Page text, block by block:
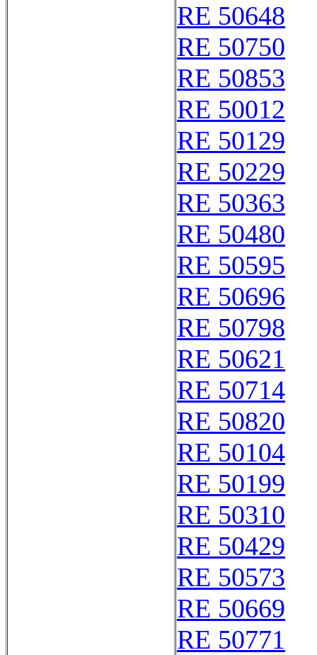
RE 50648
RE 50750
RE 50853
RE 50012
RE 50129
RE 50229
RE 50363
RE 50480
RE 50595
RE 50696
RE 50798
RE 50621
RE 50714
RE 50820
RE 50104
RE 50199
RE 50310
RE 50429
RE 50573
RE 50669
RE 50771